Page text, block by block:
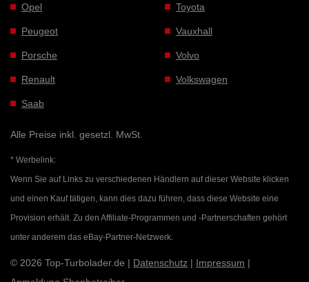
Opel
Peugeot
Porsche
Renault
Saab
Toyota
Vauxhall
Volvo
Volkswagen
Alle Preise inkl. gesetzl. MwSt.
* Werbelink:
Wenn Sie auf Links zu verschiedenen Händlern auf dieser Website klicken
und einen Kauf tätigen, kann dies dazu führen, dass diese Website eine
Provision erhält. Zu den Affiliate-Programmen und -Partnerschaften gehört
unter anderem das eBay-Partner-Netzwerk.
© 2026 Top-Turbolader.de | Datenschutz | Impressum |